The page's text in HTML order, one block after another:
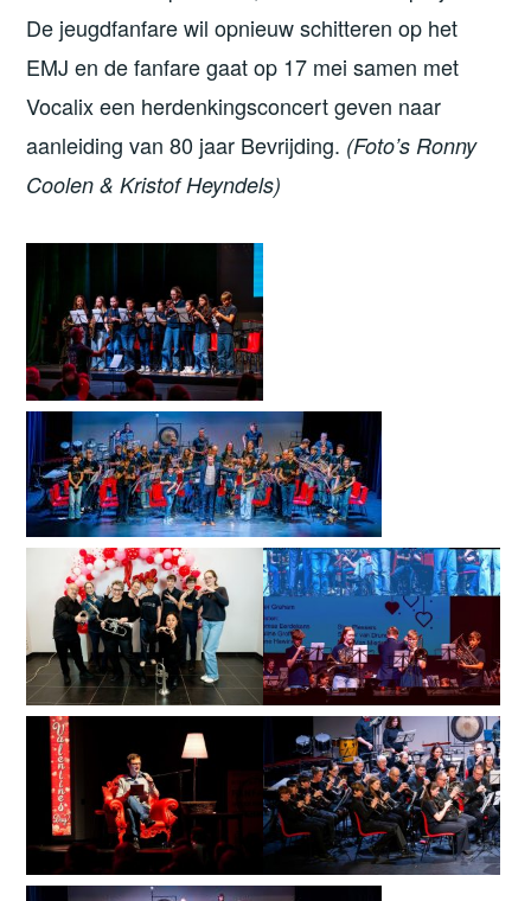
De jeugdfanfare wil opnieuw schitteren op het
EMJ en de fanfare gaat op 17 mei samen met
Vocalix een herdenkingsconcert geven naar
aanleiding van 80 jaar Bevrijding. (Foto’s Ronny
Coolen & Kristof Heyndels)